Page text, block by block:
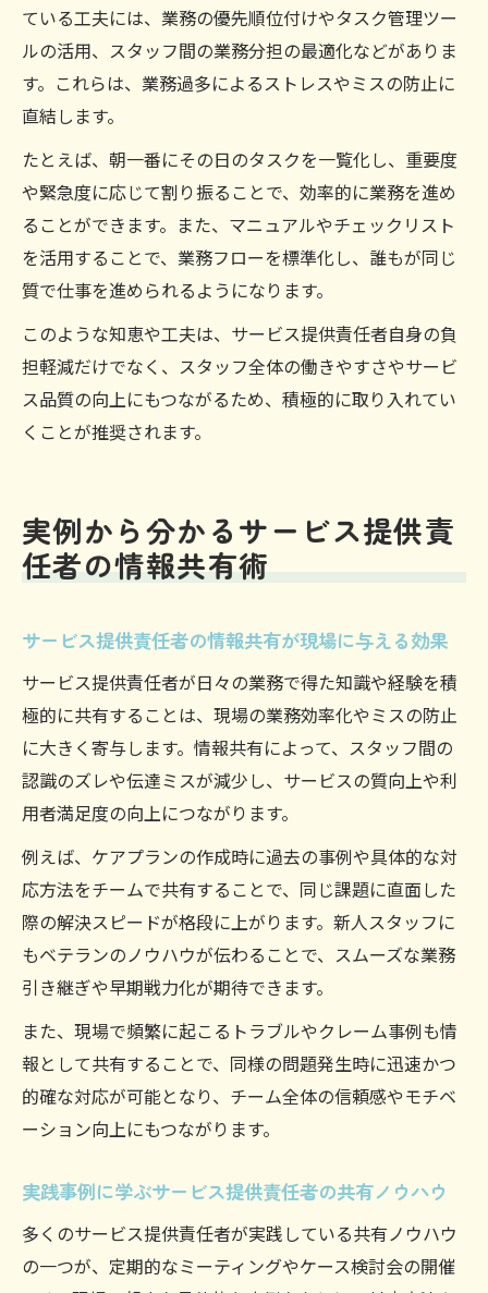
ている工夫には、業務の優先順位付けやタスク管理ツー
ルの活用、スタッフ間の業務分担の最適化などがありま
す。これらは、業務過多によるストレスやミスの防止に
直結します。
たとえば、朝一番にその日のタスクを一覧化し、重要度
や緊急度に応じて割り振ることで、効率的に業務を進め
ることができます。また、マニュアルやチェックリスト
を活用することで、業務フローを標準化し、誰もが同じ
質で仕事を進められるようになります。
このような知恵や工夫は、サービス提供責任者自身の負
担軽減だけでなく、スタッフ全体の働きやすさやサービ
ス品質の向上にもつながるため、積極的に取り入れてい
くことが推奨されます。
実例から分かるサービス提供責
任者の情報共有術
サービス提供責任者の情報共有が現場に与える効果
サービス提供責任者が日々の業務で得た知識や経験を積
極的に共有することは、現場の業務効率化やミスの防止
に大きく寄与します。情報共有によって、スタッフ間の
認識のズレや伝達ミスが減少し、サービスの質向上や利
用者満足度の向上につながります。
例えば、ケアプランの作成時に過去の事例や具体的な対
応方法をチームで共有することで、同じ課題に直面した
際の解決スピードが格段に上がります。新人スタッフに
もベテランのノウハウが伝わることで、スムーズな業務
引き継ぎや早期戦力化が期待できます。
また、現場で頻繁に起こるトラブルやクレーム事例も情
報として共有することで、同様の問題発生時に迅速かつ
的確な対応が可能となり、チーム全体の信頼感やモチベ
ーション向上にもつながります。
実践事例に学ぶサービス提供責任者の共有ノウハウ
多くのサービス提供責任者が実践している共有ノウハウ
の一つが、定期的なミーティングやケース検討会の開催